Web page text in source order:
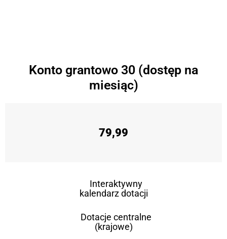
Konto grantowo 30 (dostęp na
miesiąc)
79,99
Interaktywny
kalendarz dotacji
Dotacje centralne
(krajowe)